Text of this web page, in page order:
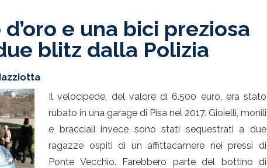
e una bici preziosa
blitz dalla Polizia
Il velocipede, del valore di 6.500 euro, era stato
rubato in una garage di Pisa nel 2017. Gioielli, monili
e bracciali invece sono stati sequestrati a due
ragazze ospiti di un affittacamere nei pressi di
Ponte Vecchio. Farebbero parte del bottino di